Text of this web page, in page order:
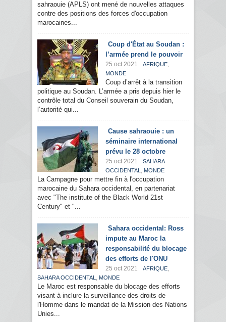
sahraouie (APLS) ont mené de nouvelles attaques
contre des positions des forces d'occupation
marocaines...
Coup d'État au Soudan :
l’armée prend le pouvoir
25 oct 2021 AFRIQUE,
MONDE
Coup d’arrêt à la transition
politique au Soudan. L’armée a pris depuis hier le
contrôle total du Conseil souverain du Soudan,
l’autorité qui...
Cause sahraouie : un
séminaire international
prévu le 28 octobre
25 oct 2021
SAHARA
OCCIDENTAL , MONDE
La Campagne pour mettre fin à l'occupation
marocaine du Sahara occidental, en partenariat
avec "The institute of the Black World 21st
Century" et "...
Sahara occidental: Ross
impute au Maroc la
responsabilité du blocage
des efforts de l'ONU
25 oct 2021 AFRIQUE,
SAHARA OCCIDENTAL , MONDE
Le Maroc est responsable du blocage des efforts
visant à inclure la surveillance des droits de
l'Homme dans le mandat de la Mission des Nations
Unies...